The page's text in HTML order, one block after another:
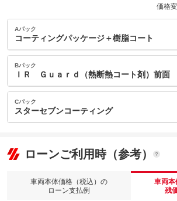
価格
Aパック
コーティングパッケージ＋樹脂コート
内：オプシ
ョン価格
(税込)
車両本体価
287万円
パック内容
カーフィール・ホイールコート・ウィン
コートを組み合わせた商品。
Bパック
ＩＲ Ｇｕａｒｄ（熱断熱コート剤）前面
内：オプシ
ョン価格
(税込)
車両本体価
Cパック
スターセブンコーティング
車両本体価
287
ローンご利用時（参考）
車両本体価格（税込）の
ローン支払例
車両本
残